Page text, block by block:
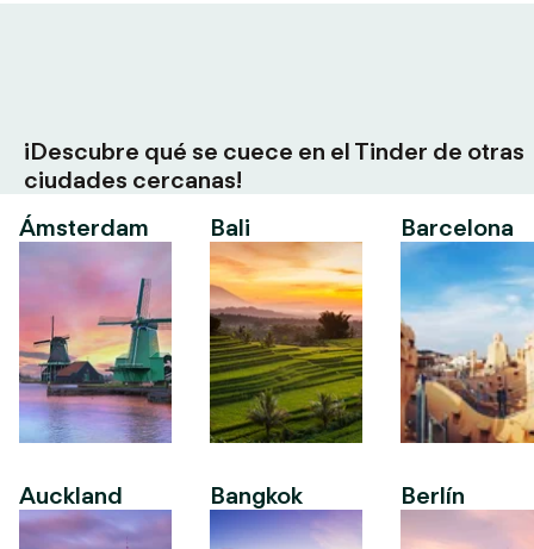
¡Descubre qué se cuece en el Tinder de otras
ciudades cercanas!
Ámsterdam
Auckland
Bali
Bangkok
Barcelona
Berlín